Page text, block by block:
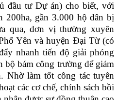
đầu tư Dự án) cho biết, với
200ha, gần 3.000 hộ dân bị
qua, đơn vị thường xuyên
Yên và huyện Đại Từ (có
nhanh tiến độ giải phóng
bộ bám công trường để giám
Nhờ làm tốt công tác tuyên
các cơ chế, chính sách bồi